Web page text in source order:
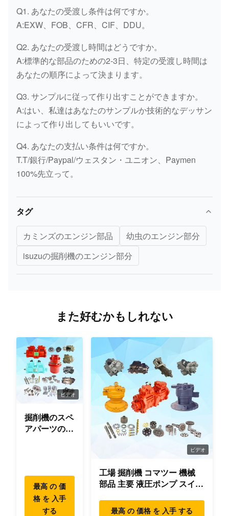
松
PC200-5
51401
小
松
PC200-3/5 149090001
します
小
松
7835-12-
3007
小
松
PC200-8
22B-06-
11910
点火スイッ
小
松
PC200-8
22U-26-
21551
ギヤ
小
松
小
松
PC200-7
723-40-
71800
圧力減圧弁
小
6732-81-
油圧スイッ
PC220-7
7835-12-
1004
モニター
小
松
K3V180 K3V180 連結
小
松
K3V63
K3V63
（405MM）
連結
小
PC200-6
6D102 24V
600-861-
6410
交流発電機
PC60-8
20T-30-
00051
上のローラ
ー
Q1. あなたの受渡し条件は何ですか。
A:EXW、FOB、CFR、CIF、DDU。
Q2. あなたの受渡し時間はどうですか。
A:標準的な部品のための2-3日、特定の受渡し時間は
あなたの順序によって決まります。
Q3. サンプルに従って作り出すことができますか。
A:はい、私達はあなたのサンプルか技術的なデッサン
によって作り出してもいいです。
Q4. あなたの支払い条件は何ですか。
T.T/銀行/Paypal/ウェスタン・ユニオン、Paymen
100%先立って。
タグ
カミンズのエンジン部品
幼虫のエンジン部分
isuzuの掘削機のエンジン部分
また好むかもしれない
ビデオ
掘削機のスペ
アパーツのオ
最高 の 価
格 を 入手
する
ビデオ
工場 掘削機 コマツー 機械
部品 主要 液圧ポンプ スイン
部品 掘削機
最高 の 価格 を 入手 する